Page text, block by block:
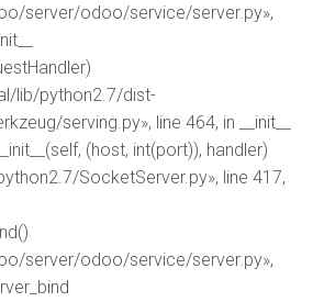
server/odoo/service/server.py»,
lib/python2.7/dist-
serving.py», line 464, in __init__
(host, int(port)), handler)
SocketServer.py», line 417,
server/odoo/service/server.py»,